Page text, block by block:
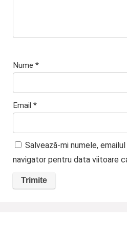
Nume *
Email *
Salvează-mi numele,
navigator pentru data viitoare